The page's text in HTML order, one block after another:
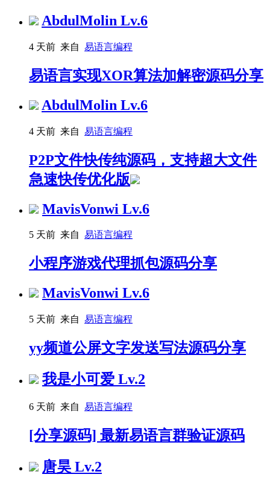
AbdulMolin Lv.6
4 天前 来自 易语言编程
易语言实现XOR算法加解密源码分享
AbdulMolin Lv.6
4 天前 来自 易语言编程
P2P文件快传纯源码，支持超大文件
急速快传优化版
MavisVonwi Lv.6
5 天前 来自 易语言编程
小程序游戏代理抓包源码分享
MavisVonwi Lv.6
5 天前 来自 易语言编程
yy频道公屏文字发送写法源码分享
我是小可爱 Lv.2
6 天前 来自 易语言编程
[分享源码] 最新易语言群验证源码
唐昊 Lv.2